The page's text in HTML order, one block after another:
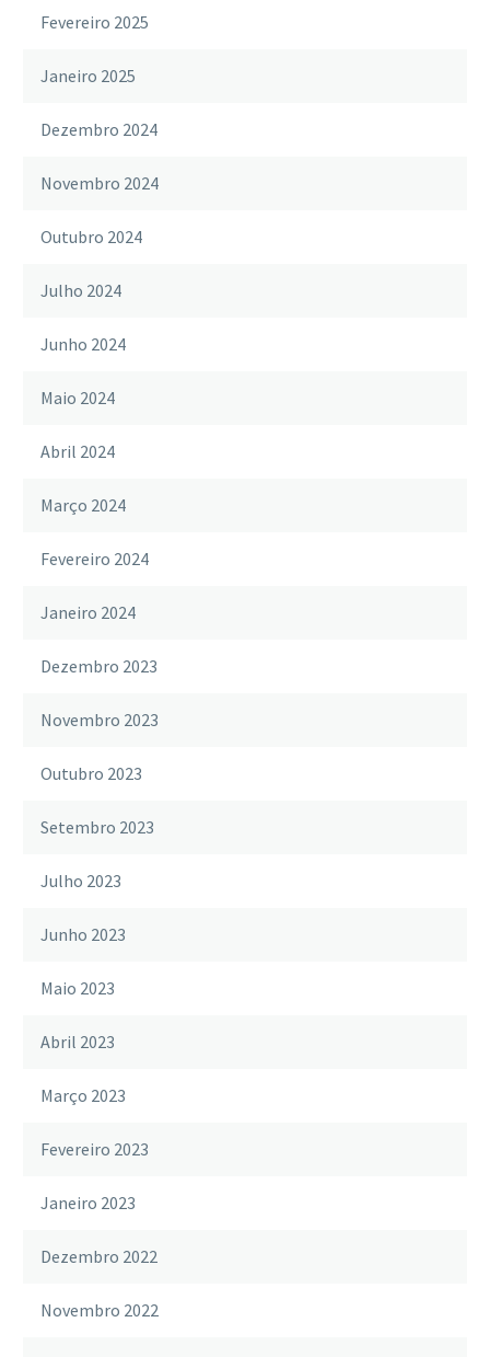
Fevereiro 2025
Janeiro 2025
Dezembro 2024
Novembro 2024
Outubro 2024
Julho 2024
Junho 2024
Maio 2024
Abril 2024
Março 2024
Fevereiro 2024
Janeiro 2024
Dezembro 2023
Novembro 2023
Outubro 2023
Setembro 2023
Julho 2023
Junho 2023
Maio 2023
Abril 2023
Março 2023
Fevereiro 2023
Janeiro 2023
Dezembro 2022
Novembro 2022